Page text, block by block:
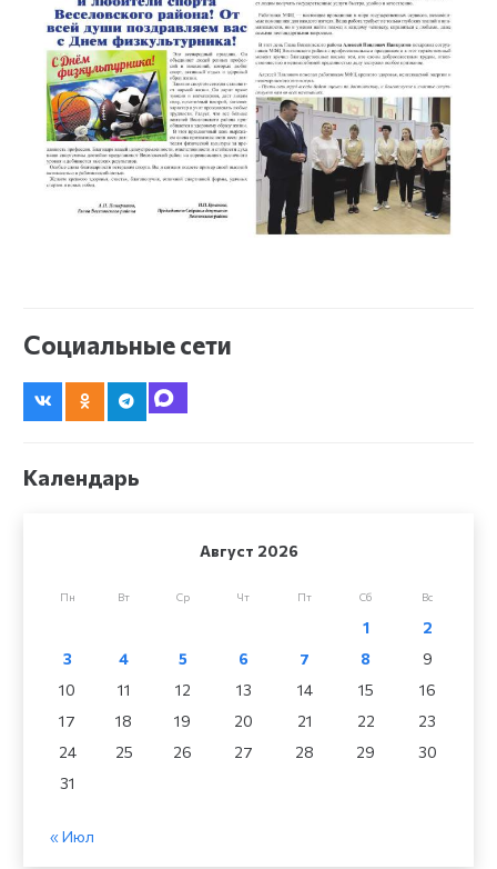
Социальные сети
Календарь
Август 2026
Пн Вт Ср Чт Пт Сб Вс
1
2
3
4 5 6 7 8
9
10
11 12 13 14 15
16
17
18 19 20 21 22
23
24
25 26 27 28 29
30
31
« Июл